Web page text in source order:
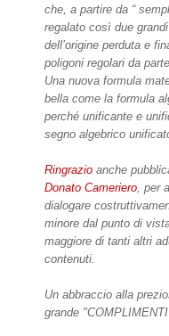
che, a partire da “
regalato così due
dell’origine perduta e
poligoni regolari da
Una nuova formula
bella come la formula
perché unificante e
segno algebrico
Ringrazio anche
Donato Cameriero, per
dialogare
minore dal punto di
maggiore di tanti altri
contenuti.
Un abbraccio alla
grande